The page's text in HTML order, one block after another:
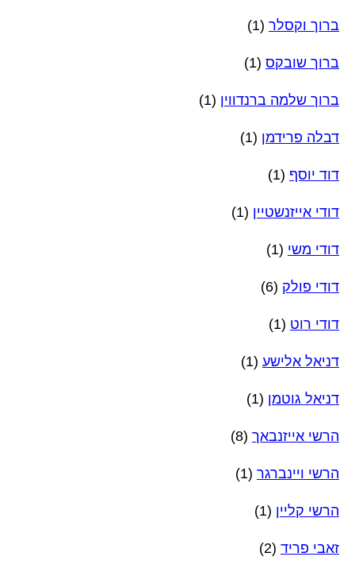
ברוך וקסלר (1)
ברוך שובקס (1)
ברוך שלמה ברנדווין (1)
דבלה פרידמן (1)
דוד יוסף (1)
דודי אייזנשטיין (1)
דודי משי (1)
דודי פולק (6)
דודי רוט (1)
דניאל אלישע (1)
דניאל גוטמן (1)
הרשי אייזנבאך (8)
הרשי ויינברגר (1)
הרשי קליין (1)
זאבי פריד (2)